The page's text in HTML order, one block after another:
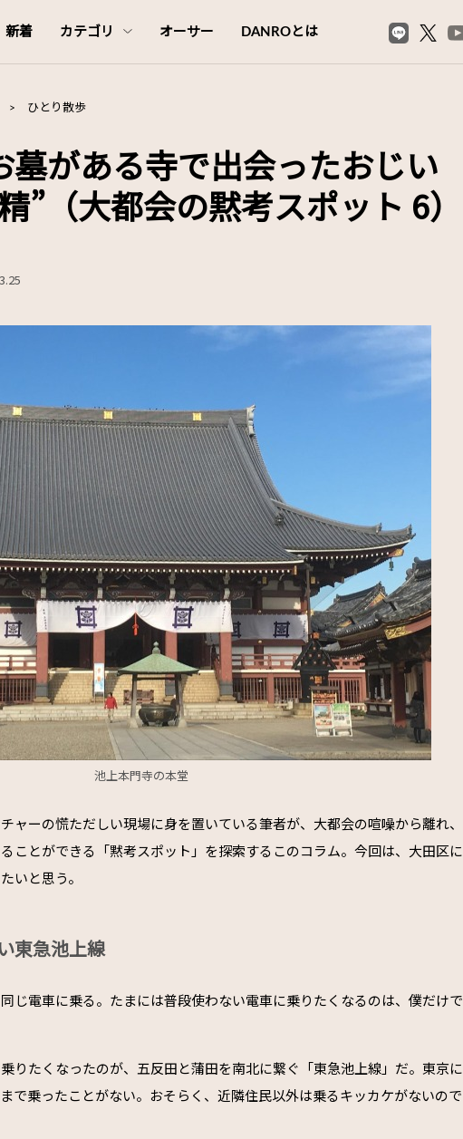
新着 カテゴリ オーサー DANROとは
> ひとり散歩
墓がある寺で出会ったおじい
”（大都会の黙考スポット 6）
池上本門寺の本堂
ャーの慌ただしい現場に身を置いている筆者が、大都会の喧噪から離れ、
ことができる「黙考スポット」を探索するこのコラム。今回は、大田区に
いと思う。
東急池上線
じ電車に乗る。たまには普段使わない電車に乗りたくなるのは、僕だけで
りたくなったのが、五反田と蒲田を南北に繋ぐ「東急池上線」だ。東京に
で乗ったことがない。おそらく、近隣住民以外は乗るキッカケがないので